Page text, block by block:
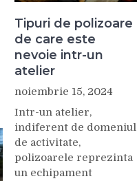
Tipuri de polizoare
de care este
nevoie intr-un
atelier
noiembrie 15, 2024
Intr-un atelier,
indiferent de domeniul
de activitate,
polizoarele reprezinta
un echipament